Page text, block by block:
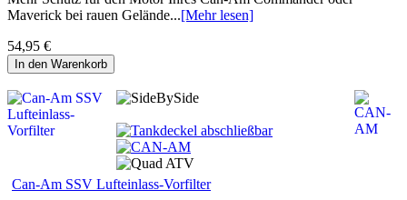
Maverick bei rauen Gelände...[Mehr lesen]
54,95 €
In den Warenkorb
Can-Am SSV Lufteinlass-Vorfilter